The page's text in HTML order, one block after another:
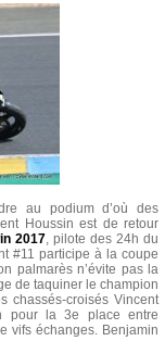
au podium d’où des
Houssin est de retour
2017, pilote des 24h du
#11 participe à la coupe
palmarès n’évite pas la
de taquiner le champion
chassés-croisés Vincent
pour la 3e place entre
vifs échanges. Benjamin